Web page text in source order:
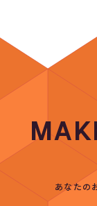
あなたの